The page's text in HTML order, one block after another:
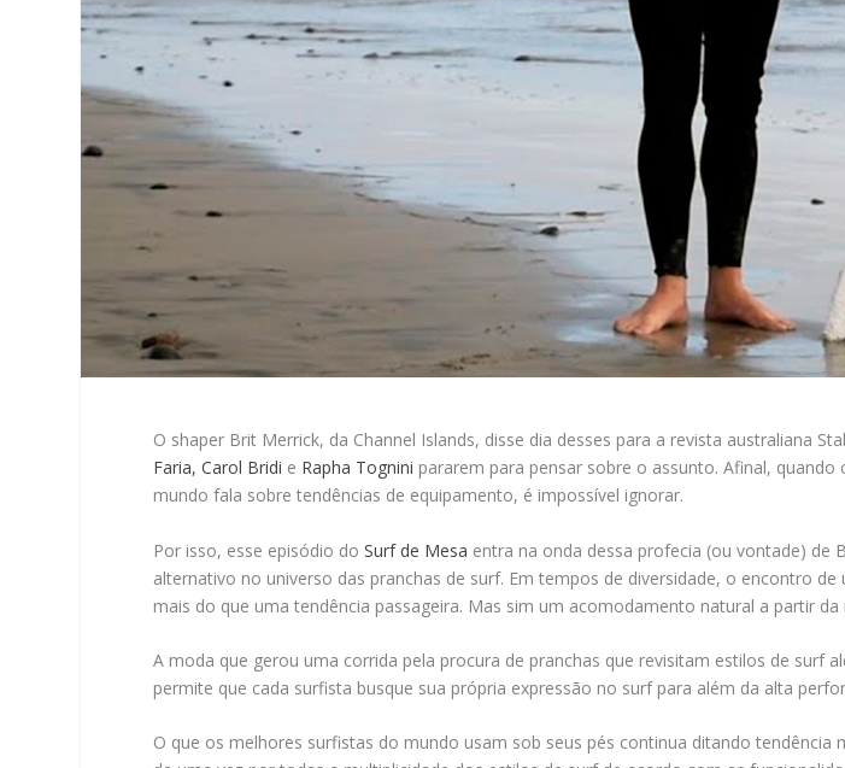
O shaper Brit Merrick, da Channel Islands, disse dia desses para a revista australiana
Faria, Carol Bridi e Rapha Tognini pararem para pensar sobre o assunto. Afinal,
mundo fala sobre tendências de equipamento, é impossível ignorar.
Por isso, esse episódio doSurf de Mesa entra na onda dessa profecia (ou vontade) de
alternativo no universo das pranchas de surf. Em tempos de diversidade, o encontro
mais do que uma tendência passageira. Mas sim um acomodamento natural a partir da
A moda que gerou uma corrida pela procura de pranchas que revisitam estilos de
permite que cada surfista busque sua própria expressão no surf para além da alta
O que os melhores surfistas do mundo usam sob seus pés continua ditando